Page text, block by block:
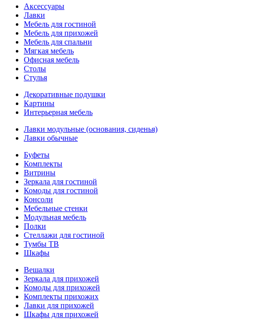
Аксессуары
Лавки
Мебель для гостиной
Мебель для прихожей
Мебель для спальни
Мягкая мебель
Офисная мебель
Столы
Стулья
Декоративные подушки
Картины
Интерьерная мебель
Лавки модульные (основания, сиденья)
Лавки обычные
Буфеты
Комплекты
Витрины
Зеркала для гостиной
Комоды для гостиной
Консоли
Мебельные стенки
Модульная мебель
Полки
Стеллажи для гостиной
Тумбы ТВ
Шкафы
Вешалки
Зеркала для прихожей
Комоды для прихожей
Комплекты прихожих
Лавки для прихожей
Шкафы для прихожей